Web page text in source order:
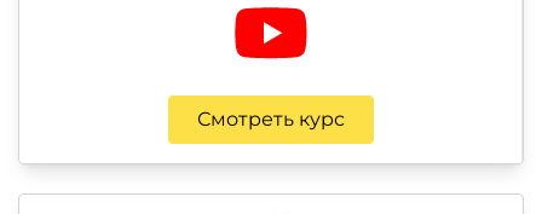
Смотреть курс